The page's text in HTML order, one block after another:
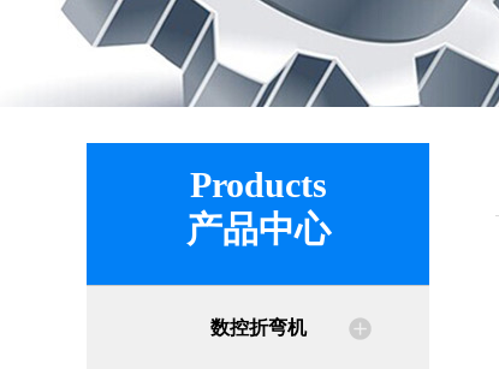
Products
产品中心
数控折弯机